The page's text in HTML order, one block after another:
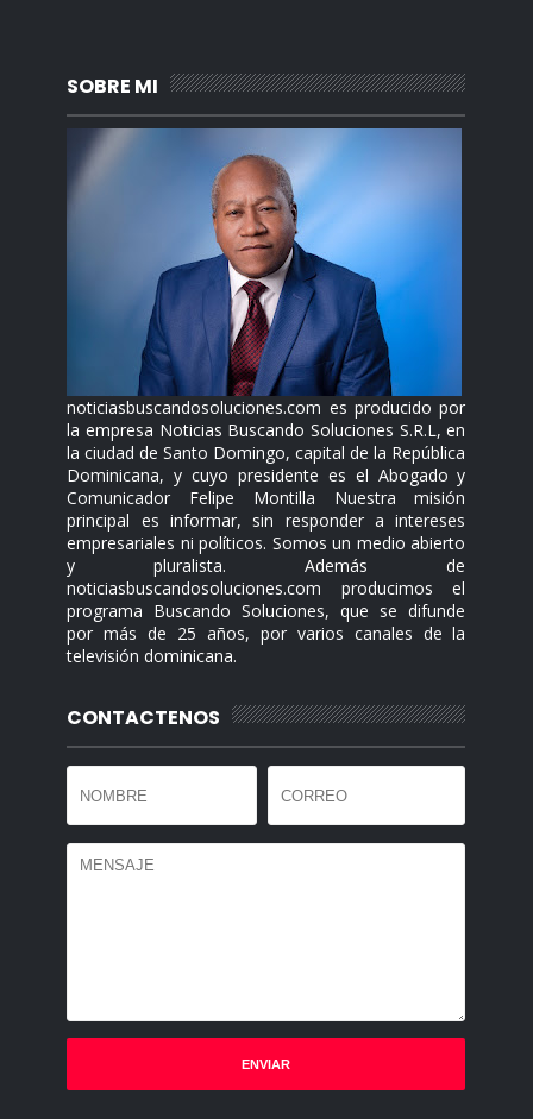
SOBRE MI
noticiasbuscandosoluciones.com es producido por
la empresa Noticias Buscando Soluciones S.R.L, en
la ciudad de Santo Domingo, capital de la República
Dominicana, y cuyo presidente es el Abogado y
Comunicador Felipe Montilla Nuestra misión
principal es informar, sin responder a intereses
empresariales ni políticos. Somos un medio abierto
y pluralista. Además de
noticiasbuscandosoluciones.com producimos el
programa Buscando Soluciones, que se difunde
por más de 25 años, por varios canales de la
televisión dominicana.
CONTACTENOS